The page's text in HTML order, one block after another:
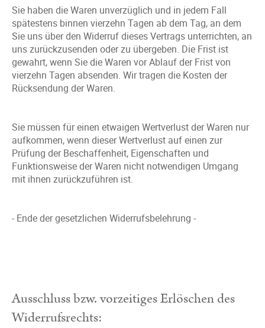
Sie haben die Waren unverzüglich und in jedem Fall
spätestens binnen vierzehn Tagen ab dem Tag, an dem
Sie uns über den Widerruf dieses Vertrags unterrichten, an
uns zurückzusenden oder zu übergeben. Die Frist ist
gewahrt, wenn Sie die Waren vor Ablauf der Frist von
vierzehn Tagen absenden. Wir tragen die Kosten der
Rücksendung der Waren.
Sie müssen für einen etwaigen Wertverlust der Waren nur
aufkommen, wenn dieser Wertverlust auf einen zur
Prüfung der Beschaffenheit, Eigenschaften und
Funktionsweise der Waren nicht notwendigen Umgang
mit ihnen zurückzuführen ist.
- Ende der gesetzlichen Widerrufsbelehrung -
Ausschluss bzw. vorzeitiges Erlöschen des
Widerrufsrechts: